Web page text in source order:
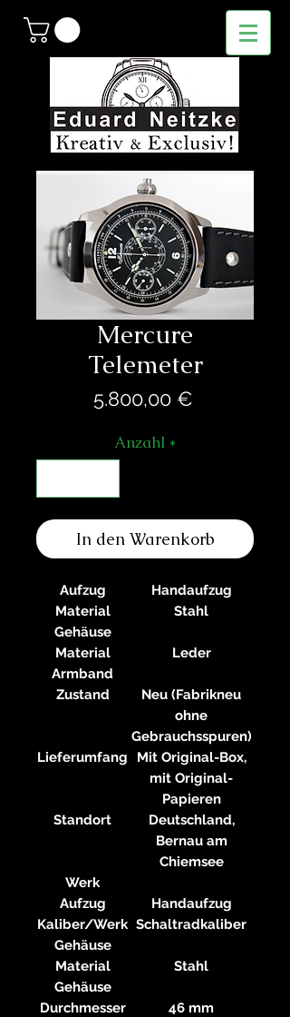
Mercure
Telemeter
5.800,00 €Preis
Anzahl *
In den Warenkorb
Aufzug
Handaufzug
Material
Gehäuse
Stahl
Material
Armband
Leder
Zustand
Neu (Fabrikneu
ohne
Gebrauchsspuren)
Lieferumfang
Mit Original-Box,
mit Original-
Papieren
Standort
Deutschland,
Bernau am
Chiemsee
Werk
Aufzug
Handaufzug
Kaliber/Werk Schaltradkaliber
Gehäuse
Material
Gehäuse
Stahl
Durchmesser
46 mm